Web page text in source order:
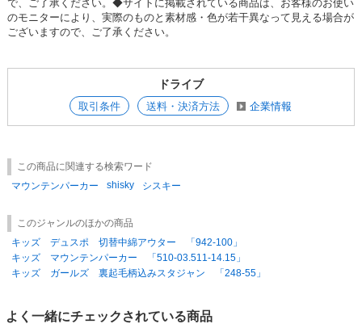
SD品番：11512428S94 / メーカー品番：943-01
SOLD OUT
10-3 グリーンA 160㎝
SD品番：11512428S96 / メーカー品番：943-01
で、ご了承ください。◆サイトに掲載されている商品は、お客様のお使い
のモニターにより、実際のものと素材感・色が若干異なって見える場合が
ございますので、ご了承ください。
ドライブ
取引条件 送料・決済方法 企業情報
この商品に関連する検索ワード
マウンテンパーカー
shisky シスキー
このジャンルのほかの商品
キッズ デュスポ 切替中綿アウター 「942-100」
キッズ マウンテンパーカー 「510-03.511-14.15」
キッズ ガールズ 裏起毛柄込みスタジャン 「248-55」
よく一緒にチェックされている商品